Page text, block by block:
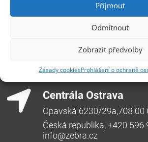
Příjmout
Odmítnout
Zobrazit předvolby
Zásady cookiesProhlášení o ochraně
Centrála Ostrava
Opavská 6230/29a,708 00
Česká republika, +420 596
info@zebra.cz